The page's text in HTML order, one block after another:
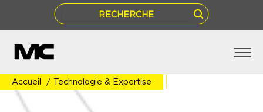
ACCUEIL
Accueil / Technologie & Expertise